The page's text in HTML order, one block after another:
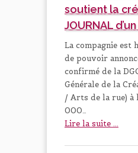
soutient la
JOURNAL
La compagnie est
de pouvoir
confirmé de la
Générale de la
/ Arts de la rue) à
000…
Lire la suite ...